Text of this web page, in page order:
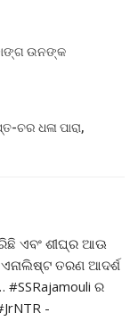
ଉନଙ୍କ
ଚର ଧଳା ପାରା,
ଏବଂ ଶୀଘ୍ର ଆଊ
ତରଣ ଆଦର୍ଶ
#SSRajamouli ର
-